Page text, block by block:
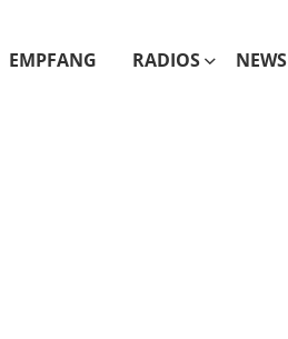
EMPFANG RADIOS NEWS